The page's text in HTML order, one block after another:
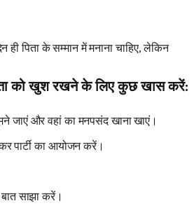
पिता के सम्मान में मनाना चाहिए, लेकिन
को खुश रखने के लिए कुछ खास करें:
जाएं और वहां का मनपसंद खाना खाएं।
पार्टी का आयोजन करें।
साझा करें।